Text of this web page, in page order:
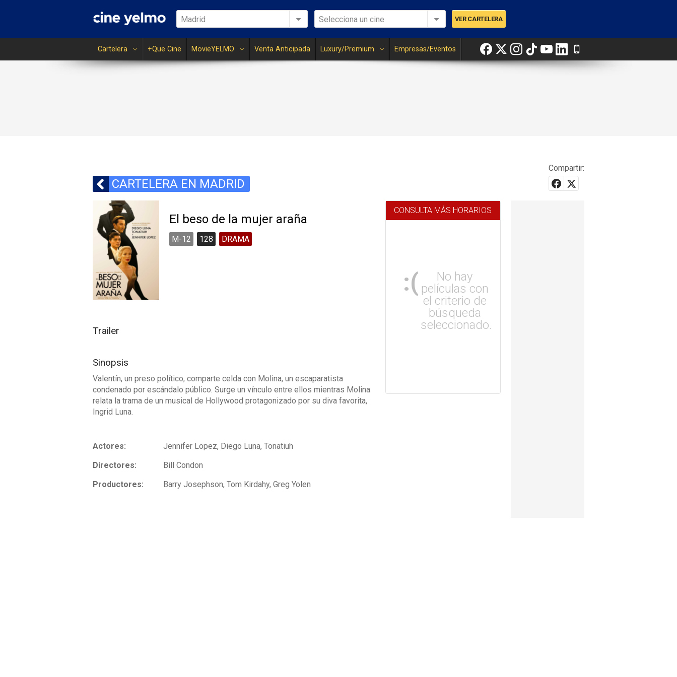
Madrid Selecciona un cine
Cartelera +Que Cine MovieYELMO Venta Anticipada Luxury/Premium Empresas/Eventos
CARTELERA EN MADRID
Compartir:
El beso de la mujer araña
M-12 128 DRAMA
Trailer
Sinopsis
Valentín, un preso político, comparte celda con Molina, un escaparatista
condenado por escándalo público. Surge un vínculo entre ellos mientras Molina
relata la trama de un musical de Hollywood protagonizado por su diva favorita,
Ingrid Luna.
Actores:
Jennifer Lopez, Diego Luna, Tonatiuh
Directores:
Bill Condon
Productores:
Barry Josephson, Tom Kirdahy, Greg Yolen
CONSULTA MÁS HORARIOS
:(
No hay
películas con
el criterio de
búsqueda
seleccionado.